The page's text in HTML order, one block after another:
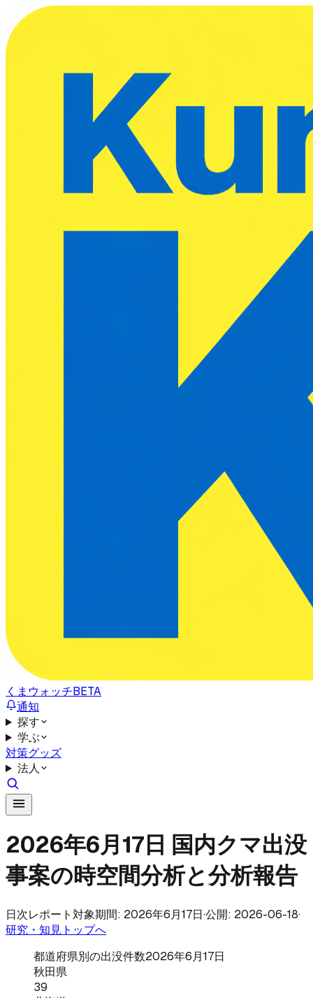
くまウォッチBETA
通知
探す
学ぶ
対策グッズ
法人
2026年6月17日 国内クマ出没
事案の時空間分析と分析報告
日次レポート 対象期間: 2026年6月17日·公開: 2026-06-18·
研究・知見トップへ
都道府県別の出没件数2026年6月17日
秋田県
39